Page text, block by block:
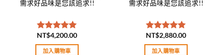
需求好品味是您該追求!!
評分5.00
滿分 5
NT$4,200.00
加入購物車
需求好品味是您該追求!!
評分5.00
滿分 5
NT$2,880.00
加入購物車